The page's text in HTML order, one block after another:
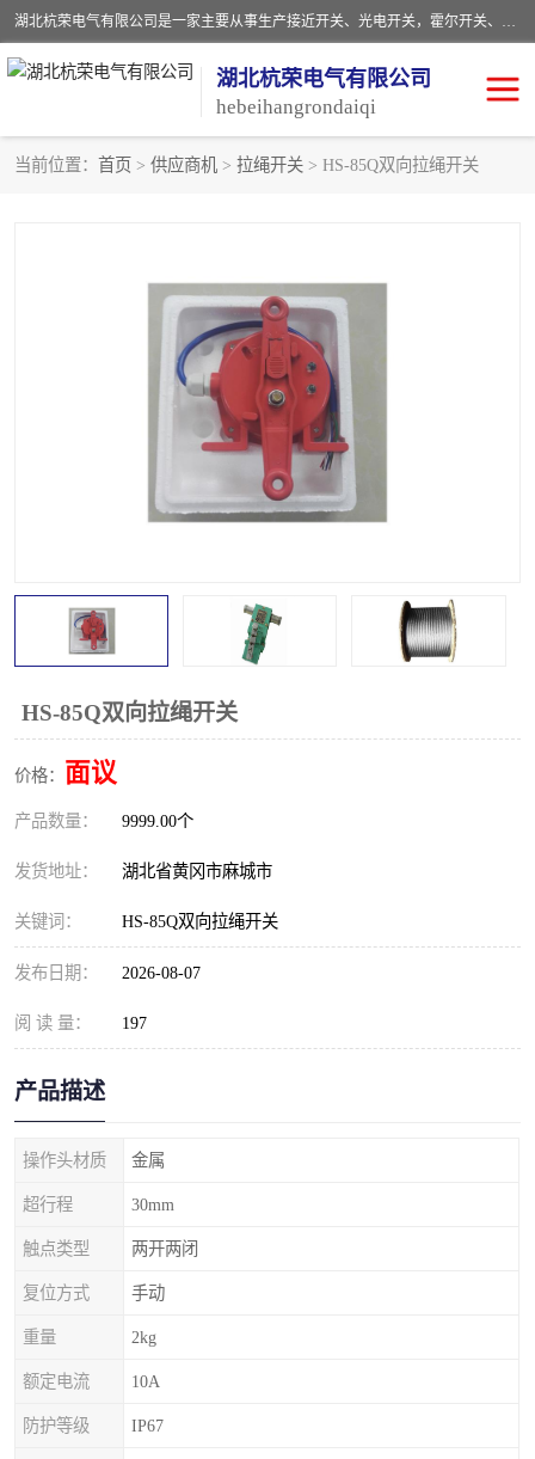
湖北杭荣电气有限公司是一家主要从事生产接近开关、光电开关，霍尔开关、两级跑偏开关、双向拉绳开关、速度监测器、皮带打滑开关、阻旋式料位开关、皮带纵向撕裂开关、溜槽堵塞开关、声光报警器、矿用磁性井筒开关等，主营行业：电气设备、仪器仪表制造, 高低压电器，成套电气设备，矿用防爆机电设备，皮带机综合保护系统，防爆电器，传感器，工矿配件，电器配件，自动化工业机器人的研发，制造，加工销售。
湖北杭荣电气有限公司
hebeihangrondaiqi
当前位置： 首页 > 供应商机 > 拉绳开关 > HS-85Q双向拉绳开关
HS-85Q双向拉绳开关
价格： 面议
产品数量： 9999.00个
发货地址： 湖北省黄冈市麻城市
关键词： HS-85Q双向拉绳开关
发布日期： 2026-08-07
阅 读 量： 197
产品描述
操作头材质 金属
超行程 30mm
触点类型 两开两闭
复位方式 手动
重量 2kg
额定电流 10A
防护等级 IP67
声光报警器
滑线指示灯
光电开关
拉绳开关
撕裂开关
限位开关 速度检测器
速度传感器